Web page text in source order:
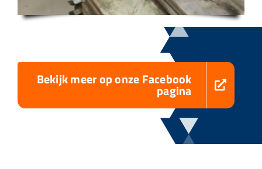
Bekijk meer op onze Facebook
pagina